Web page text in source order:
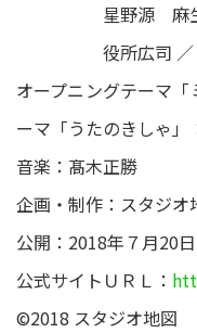
星野源 麻生久
役所広司 ／
オープニングテーマ
ーマ「うたのきしゃ」
音楽：髙木正勝
企画・制作：スタジオ
公開：2018年７月20日
公式サイトＵＲＬ：
©2018 スタジオ地図